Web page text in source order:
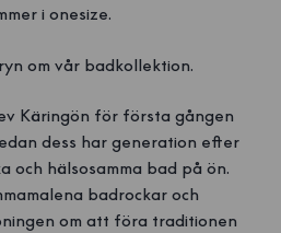
i onesize.
om vår badkollektion.
Käringön för första gången
dess har generation efter
och hälsosamma bad på ön.
badrockar och
om att föra traditionen